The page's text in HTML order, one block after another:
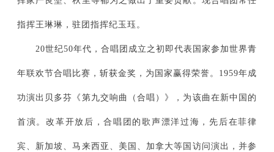
指挥王琳琳，驻团指挥纪玉珏。
20世纪50年代，合唱团成立之初即代表国家参加世界青
年联欢节合唱比赛，斩获金奖，为国家赢得荣誉。1959年成
功演出贝多芬《第九交响曲（合唱）》，为该曲在新中国的
首演。改革开放后，合唱团的歌声漂洋过海，先后在菲律
宾、新加坡、马来西亚、美国、加拿大等国访问演出，并参